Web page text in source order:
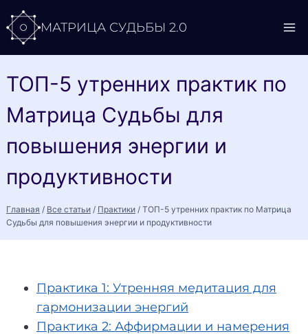
Перейти
содержимому
МАТРИЦА СУДЬБЫ 2.0
ТОП-5 утренних практик по
Матрица Судьбы для
повышения энергии и
продуктивности
Главная / Все статьи / Практики / ТОП-5 утренних практик по Матрица
Судьбы для повышения энергии и продуктивности
Практика 1: Утренняя медитация для
гармонизации энергий
Практика 2: Аффирмации и намерения